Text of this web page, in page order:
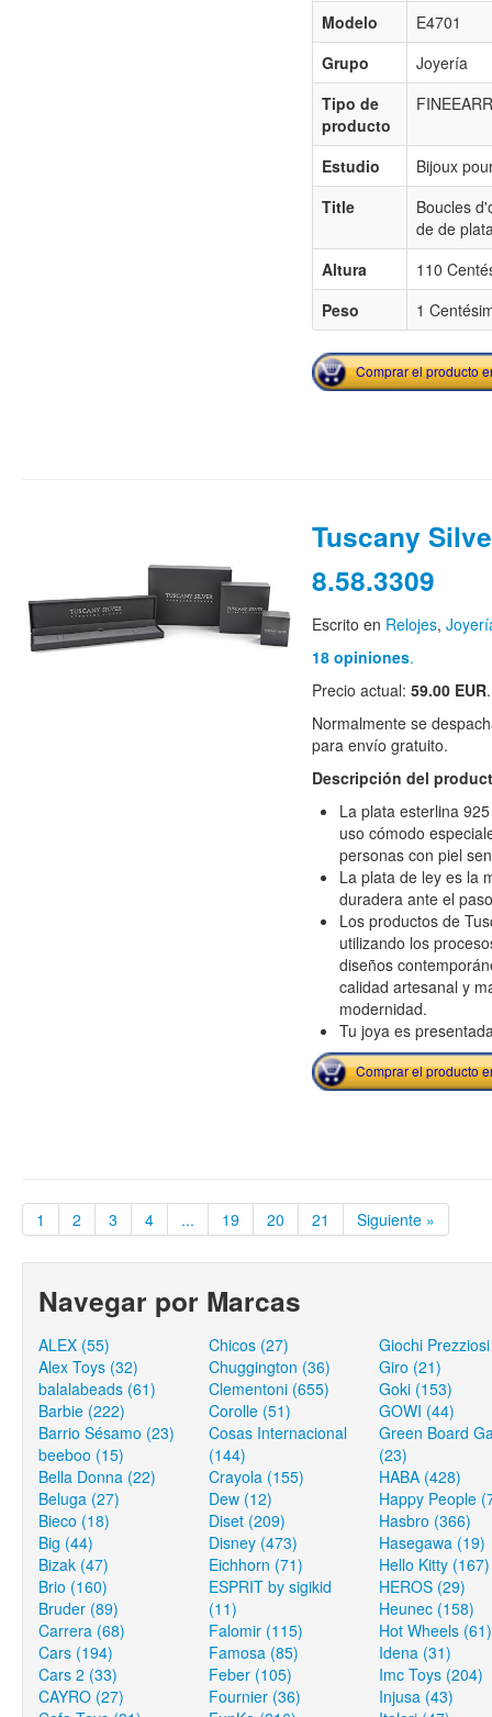
Modelo
E4701
Grupo
Joyería
Tipo de
producto
Estudio
Bijoux
Title
Boucles
de de
Altura
110
Peso
1
Comprar el producto
Tuscany
8.58.3309
Escrito en Relojes,
18 opiniones.
Precio actual: 59.00 EUR
Normalmente se
para envío gratuito.
Descripción del
La plata esterlina
uso cómodo
personas con piel
La plata de ley es la
duradera ante el
Los productos de
utilizando los
diseños
calidad artesanal y
modernidad.
Tu joya es
Comprar el producto
1 2 3 4 ... 19 20 21 Siguiente »
Navegar por Marcas
ALEX (55)
Alex Toys (32)
balalabeads (61)
Barbie (222)
Barrio Sésamo (23)
beeboo (15)
Bella Donna (22)
Beluga (27)
Bieco (18)
Big (44)
Bizak (47)
Brio (160)
Bruder (89)
Carrera (68)
Cars (194)
Cars 2 (33)
CAYRO (27)
Chicos (27)
Chuggington (36)
Clementoni (655)
Corolle (51)
Cosas Internacional
(144)
Crayola (155)
Dew (12)
Diset (209)
Disney (473)
Eichhorn (71)
ESPRIT by sigikid
(11)
Falomir (115)
Famosa (85)
Feber (105)
Fournier (36)
Giochi
Giro (21)
Goki (153)
GOWI (44)
Green Board
(23)
HABA (428)
Happy People
Hasbro (366)
Hasegawa (19)
Hello Kitty (167)
HEROS (29)
Heunec (158)
Hot Wheels (61)
Idena (31)
Imc Toys (204)
Injusa (43)